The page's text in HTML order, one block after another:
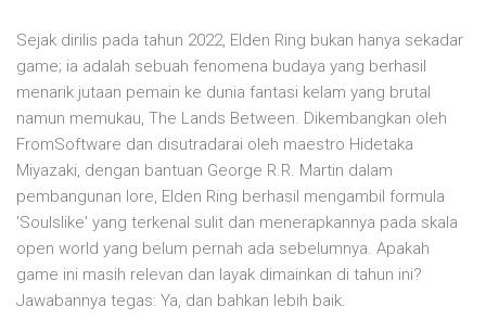
Sejak dirilis pada tahun 2022, Elden Ring bukan hanya sekadar
game; ia adalah sebuah fenomena budaya yang berhasil
menarik jutaan pemain ke dunia fantasi kelam yang brutal
namun memukau, The Lands Between. Dikembangkan oleh
FromSoftware dan disutradarai oleh maestro Hidetaka
Miyazaki, dengan bantuan George R.R. Martin dalam
pembangunan lore, Elden Ring berhasil mengambil formula
'Soulslike' yang terkenal sulit dan menerapkannya pada skala
open world yang belum pernah ada sebelumnya. Apakah
game ini masih relevan dan layak dimainkan di tahun ini?
Jawabannya tegas: Ya, dan bahkan lebih baik.